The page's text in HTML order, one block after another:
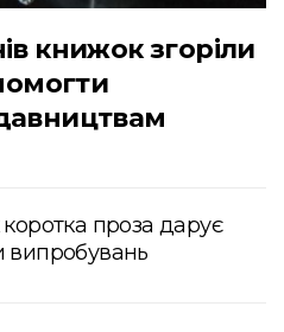
книжок згоріли
проза дарує
випробувань